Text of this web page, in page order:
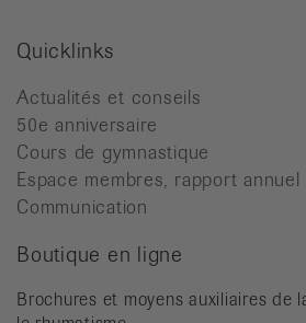
Quicklinks
Actualités et conseils
50e anniversaire
Cours de gymnastique
Espace membres, rapport annuel
Communication
Boutique en ligne
Brochures et moyens auxiliaires de